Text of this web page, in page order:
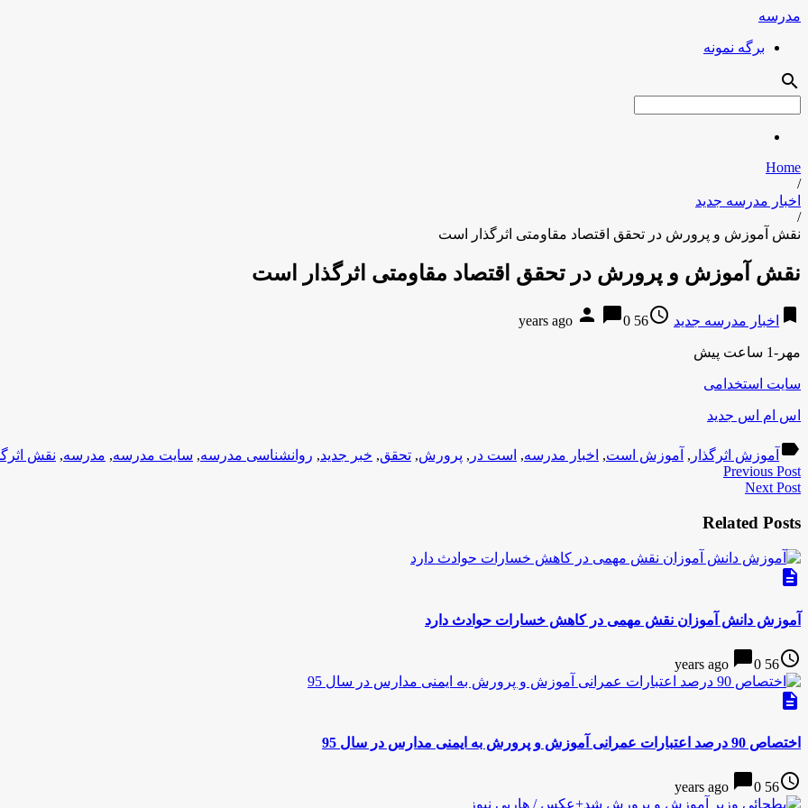
مدرسه
برگه نمونه
search
Home
/
اخبار مدرسه جدید
/
نقش آموزش و پرورش در تحقق اقتصاد مقاومتی اثرگذار است
نقش آموزش و پرورش در تحقق اقتصاد مقاومتی اثرگذار است
bookmark اخبار مدرسه جدید access_time
56 years ago
person chat_bubble0
مهر-1 ساعت پیش
سایت استخدامی
اس ام اس جدید
label آموزش اثرگذار , آموزش است, اخبار مدرسه, است در , پرورش, تحقق, خبر جدید, روانشناسی مدرسه, سایت مدرسه, مدرسه, نقش
Previous Post
Next Post
Related Posts
description
آموزش دانش آموزان نقش مهمی در کاهش خسارات حوادث دارد
access_time
56 years ago
chat_bubble0
description
اختصاص 90 درصد اعتبارات عمرانی آموزش و پرورش به ایمنی مدارس در سال 95
access_time
56 years ago
chat_bubble0